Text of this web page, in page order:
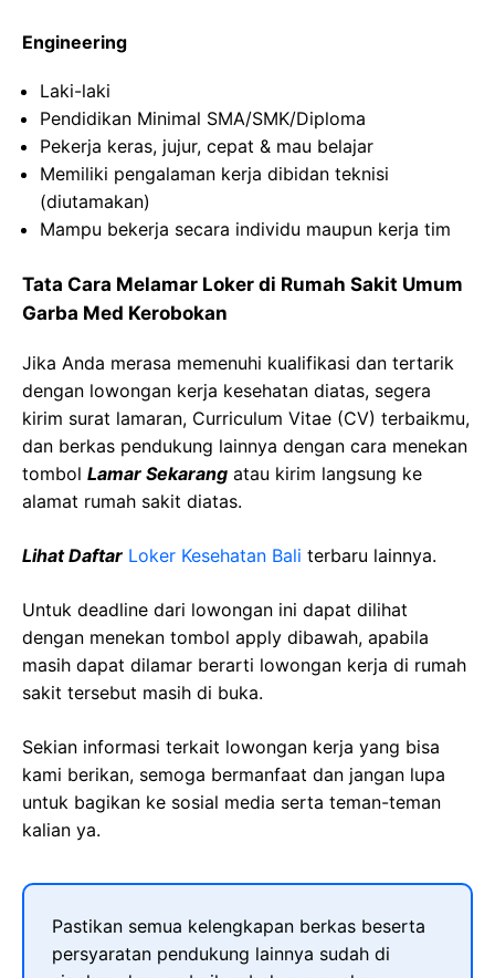
Engineering
Laki-laki
Pendidikan Minimal SMA/SMK/Diploma
Pekerja keras, jujur, cepat & mau belajar
Memiliki pengalaman kerja dibidan teknisi
(diutamakan)
Mampu bekerja secara individu maupun kerja tim
Tata Cara Melamar Loker di Rumah Sakit Umum
Garba Med Kerobokan
Jika Anda merasa memenuhi kualifikasi dan tertarik
dengan lowongan kerja kesehatan diatas, segera
kirim surat lamaran, Curriculum Vitae (CV) terbaikmu,
dan berkas pendukung lainnya dengan cara menekan
tombol Lamar Sekarang atau kirim langsung ke
alamat rumah sakit diatas.
Lihat Daftar Loker Kesehatan Bali terbaru lainnya.
Untuk deadline dari lowongan ini dapat dilihat
dengan menekan tombol apply dibawah, apabila
masih dapat dilamar berarti lowongan kerja di rumah
sakit tersebut masih di buka.
Sekian informasi terkait lowongan kerja yang bisa
kami berikan, semoga bermanfaat dan jangan lupa
untuk bagikan ke sosial media serta teman-teman
kalian ya.
Pastikan semua kelengkapan berkas beserta
persyaratan pendukung lainnya sudah di